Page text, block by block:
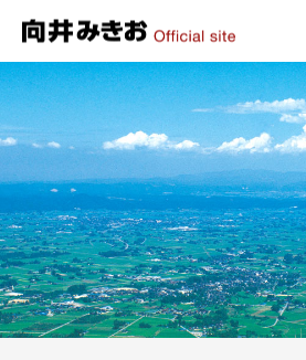
HOME
プロフィール
政策
活動報告